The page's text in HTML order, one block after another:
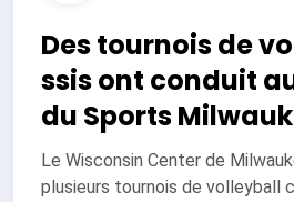
Des tournois de
ssis ont conduit
du Sports
Le Wisconsin Center de
plusieurs tournois de volleyball